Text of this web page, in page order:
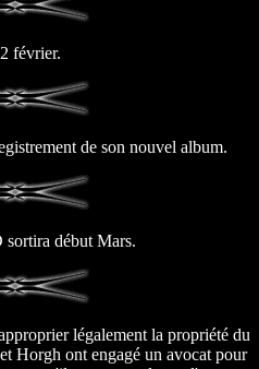
février.
de son nouvel album.
début Mars.
légalement la propriété du
Horgh ont engagé un avocat pour